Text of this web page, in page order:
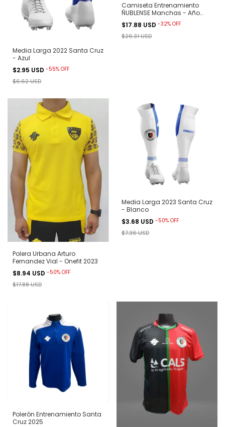
Media Larga 2022 Santa Cruz
- Azul
$2.95 USD -55% OFF
$6.62 USD
Camiseta Entrenamiento
ÑUBLENSE Manchas - Año
2023 Onefit
$17.88 USD -32% OFF
$26.31 USD
Polera Urbana Arturo
Fernandez Vial - Onefit 2023
$8.94 USD -50% OFF
$17.88 USD
Media Larga 2023 Santa Cruz
- Blanco
$3.68 USD -50% OFF
$7.36 USD
Polerón Entrenamiento Santa
Cruz 2025